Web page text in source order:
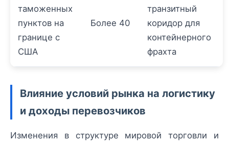
таможенных
пунктов на
границе с
США
Более 40
транзитный
коридор для
контейнерного
фрахта
Влияние условий рынка на логистику
и доходы перевозчиков
Изменения в структуре мировой торговли и